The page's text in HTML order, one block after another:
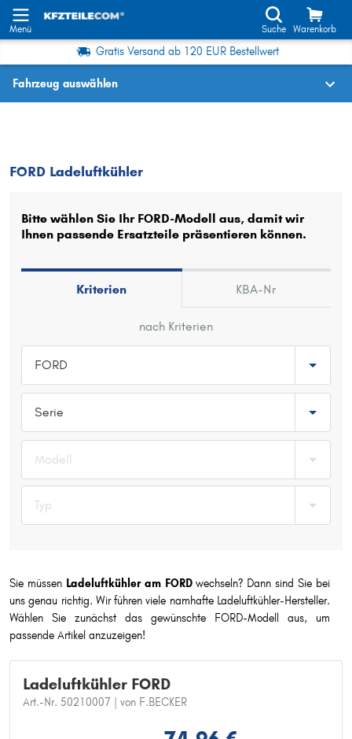
Menü Suche Warenkorb
Gratis Versand ab 120 EUR Bestellwert
Fahrzeug auswählen
Wo finde ich die?
Oder
Hersteller wählen
Typ wählen
FORD Ladeluftkühler
Bitte wählen Sie Ihr FORD-Modell aus, damit wir
Ihnen passende Ersatzteile präsentieren können.
Kriterien KBA-Nr
nach Kriterien
FORD
Serie
Modell
Typ
Sie müssen Ladeluftkühler am FORDwechseln? Dann sind Sie bei
uns genau richtig. Wir führen viele namhafte Ladeluftkühler-Hersteller.
Wählen Sie zunächst das gewünschte FORD-Modell aus, um
passende Artikel anzuzeigen!
Ladeluftkühler FORD
Art.-Nr. 50210007 | von F.BECKER